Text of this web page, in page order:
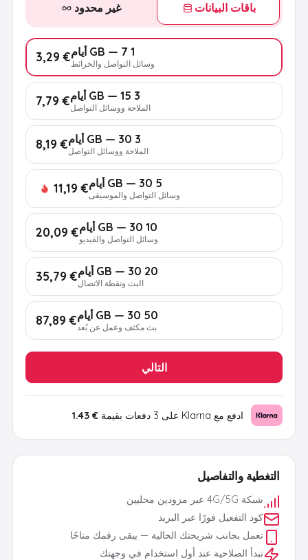
التغطية والتفاصيل
شبكة 4G/5G عبر مزودين محليين
كود التفعيل فورًا عبر البريد
تعمل بجانب شريحتك الحالية — يبقى رقمك متاحًا
تبدأ الصلاحية عند أول استخدام في وجهتك
باقات البيانات غير محدود
1 GB — 7 أيام
وسائل التواصل والخرائط € 3,29
3 GB — 15 أيام
الملاحة ووسائل التواصل€ 7,79
3 GB — 30 أيام
الملاحة ووسائل التواصل€ 8,19
5 GB — 30 أيام
وسائل التواصل والموسيقى€ 11,19
10 GB — 30 أيام
وسائل التواصل والفيديو€ 20,09
20 GB — 30 أيام
البث ونقطة الاتصال€ 35,79
50 GB — 30 أيام
بث مكثف وعمل عن بُعد € 87,89
التالي
ادفع مع Klarna على 3 دفعات بقيمة € 1.43